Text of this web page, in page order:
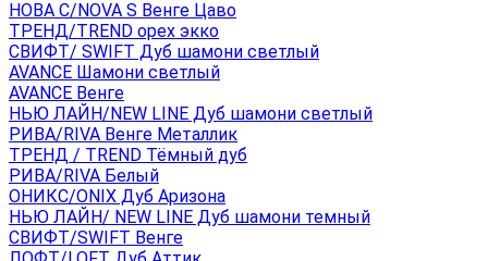
НОВА С/NOVA S Венге Цаво
ТРЕНД/TREND орех экко
СВИФТ/ SWIFT Дуб шамони светлый
AVANCE Шамони светлый
AVANCE Венге
НЬЮ ЛАЙН/NEW LINE Дуб шамони светлый
РИВА/RIVA Венге Металлик
TРЕНД / TREND Тёмный дуб
РИВА/RIVA Белый
ОНИКС/ONIX Дуб Аризона
НЬЮ ЛАЙН/ NEW LINE Дуб шамони темный
СВИФТ/SWIFT Венге